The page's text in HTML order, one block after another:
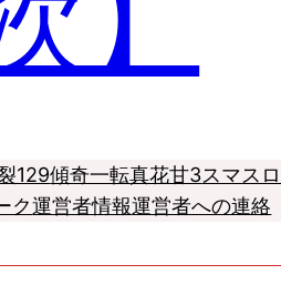
129傾奇一転真花甘3スマスロ
ク運営者情報運営者への連絡